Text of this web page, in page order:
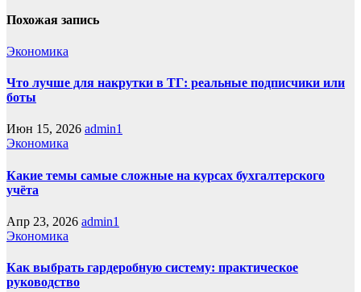
Похожая запись
Экономика
Что лучше для накрутки в ТГ: реальные подписчики или
боты
Июн 15, 2026 admin1
Экономика
Какие темы самые сложные на курсах бухгалтерского
учёта
Апр 23, 2026 admin1
Экономика
Как выбрать гардеробную систему: практическое
руководство